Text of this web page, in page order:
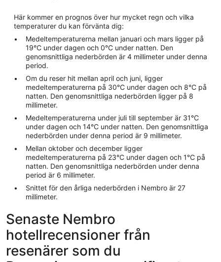
Här kommer en prognos över hur mycket regn och vilka
temperaturer du kan förvänta dig:
Medeltemperaturerna mellan januari och mars ligger på
19°C under dagen och 0°C under natten. Den
genomsnittliga nederbörden är 4 millimeter under denna
period.
Om du reser hit mellan april och juni, ligger
medeltemperaturerna på 30°C under dagen och 8°C på
natten. Den genomsnittliga nederbörden ligger på 8
millimeter.
Medeltemperaturerna under juli till september är 31°C
under dagen och 14°C under natten. Den genomsnittliga
nederbörden under denna period är 9 millimeter.
Mellan oktober och december ligger
medeltemperaturerna på 23°C under dagen och 1°C på
natten. Den genomsnittliga nederbörden under denna
period är 6 millimeter.
Snittet för den årliga nederbörden i Nembro är 27
millimeter.
Senaste Nembro
hotellrecensioner från
resenärer som du